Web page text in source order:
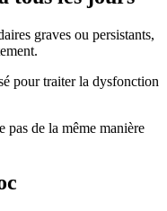
graves ou persistants,
pour traiter la dysfonction
pas de la même manière